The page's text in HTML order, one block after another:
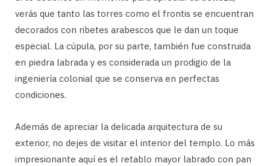
verás que tanto las torres como el frontis se encuentran
decorados con ribetes arabescos que le dan un toque
especial. La cúpula, por su parte, también fue construida
en piedra labrada y es considerada un prodigio de la
ingeniería colonial que se conserva en perfectas
condiciones.
Además de apreciar la delicada arquitectura de su
exterior, no dejes de visitar el interior del templo. Lo más
impresionante aquí es el retablo mayor labrado con pan